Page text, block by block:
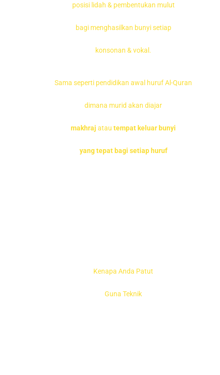
posisi lidah & pembentukan mulut
bagi menghasilkan bunyi setiap
konsonan & vokal.
Sama seperti pendidikan awal huruf Al-Quran
dimana murid akan diajar
makhraj atau tempat keluar bunyi
yang tepat bagi setiap huruf
Kenapa Anda Patut
Guna Teknik